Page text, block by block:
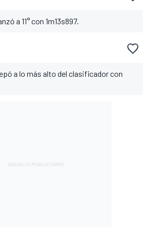
a 11° con 1m13s897.
a lo más alto del clasificador con